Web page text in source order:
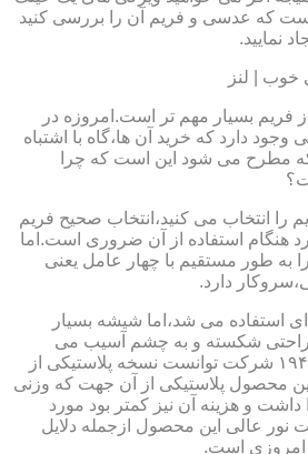
که عدسی و فریم آن را بررسی کنید
نمایید.
| لنز
فریم بسیار مهم تر است.امروزه در
دارد که خرید آن ها،گاه با اشتباه
مطرح می شود این است که چرا
را انتخاب می کنید،انتخاب صحیح فریم
هنگام استفاده از آن ضروری است.اما
به طور مستقیم با چهار عامل یعنی
دارد.
استفاده می شد،اما شیشه بسیار
راحتی شکسته و به چشم آسیب می
رساند.در نهایت در سال ۱۹۴۷ شرکت توانست نسخه پلاستیکی از
محصول پلاستیکی از آن جهت که وزنی
و هزینه آن نیز کمتر بود مورد
نور عالی این محصول ازجمله دلایل
امروزی است.